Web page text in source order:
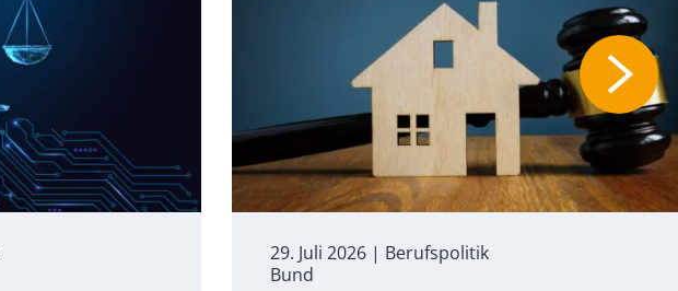
29. Juli 2026 | Berufspolitik
Bund